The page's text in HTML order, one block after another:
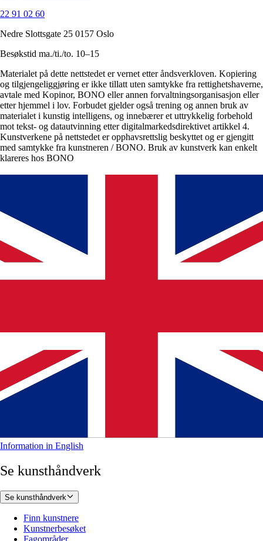
22 91 02 60
Nedre Slottsgate 25 0157 Oslo
Besøkstid ma./ti./to. 10–15
Materialet på dette nettstedet er vernet etter åndsverkloven. Kopiering
og tilgjengeliggjøring er ikke tillatt uten samtykke fra rettighetshaverne,
avtale med Kopinor, BONO eller annen forvaltningsorganisasjon eller
etter hjemmel i lov. Forbudet gjelder også trening og annen bruk av
materialet i kunstig intelligens, og innebærer et uttrykkelig forbehold
mot tekst- og datautvinning etter digitalmarkedsdirektivet artikkel 4.
Kunstverkene på nettstedet er opphavsrettslig beskyttet og er gjengitt
med samtykke fra kunstneren / BONO. Bruk av kunstverk kan enkelt
klareres hos BONO
Information in English
Se kunsthåndverk
Se kunsthåndverk
Finn kunstnere
Kunstnerbesøket
Fagområder